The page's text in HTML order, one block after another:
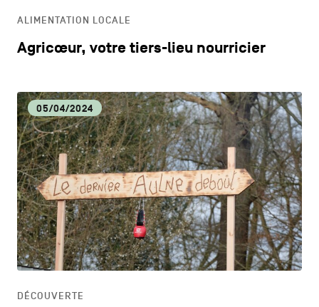
ALIMENTATION LOCALE
Agricœur, votre tiers-lieu nourricier
05/04/2024
DÉCOUVERTE